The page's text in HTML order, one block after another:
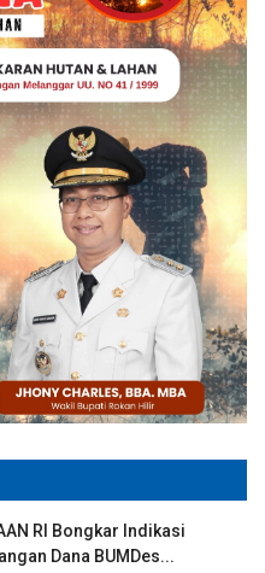
RI Bongkar Indikasi
Dana BUMDes...